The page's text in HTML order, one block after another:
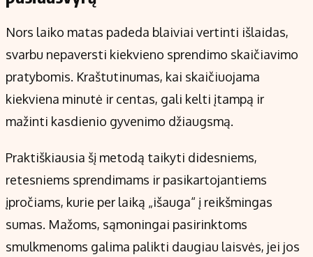
Nors laiko matas padeda blaiviai vertinti išlaidas,
svarbu nepaversti kiekvieno sprendimo skaičiavimo
pratybomis. Kraštutinumas, kai skaičiuojama
kiekviena minutė ir centas, gali kelti įtampą ir
mažinti kasdienio gyvenimo džiaugsmą.
Praktiškiausia šį metodą taikyti didesniems,
retesniems sprendimams ir pasikartojantiems
įpročiams, kurie per laiką „išauga“ į reikšmingas
sumas. Mažoms, sąmoningai pasirinktoms
smulkmenoms galima palikti daugiau laisvės, jei jos